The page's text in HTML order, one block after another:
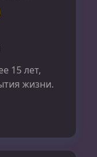
15 лет,
жизни.